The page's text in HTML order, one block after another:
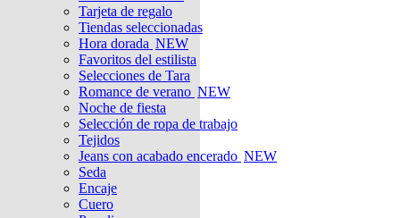
Tarjeta de regalo
Tiendas seleccionadas
Hora dorada NEW
Favoritos del estilista
Selecciones de Tara
Romance de verano NEW
Noche de fiesta
Selección de ropa de trabajo
Tejidos
Jeans con acabado encerado NEW
Seda
Encaje
Cuero